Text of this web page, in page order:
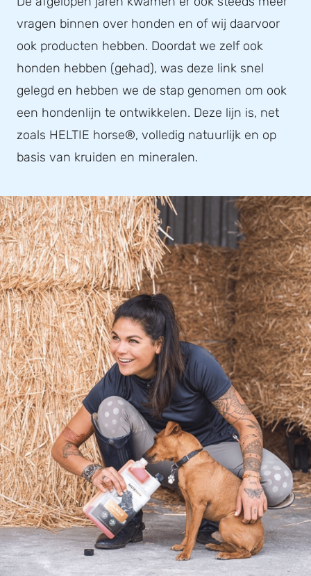
vragen binnen over honden en of wij daarvoor
ook producten hebben. Doordat we zelf ook
honden hebben (gehad), was deze link snel
gelegd en hebben we de stap genomen om ook
een hondenlijn te ontwikkelen. Deze lijn is, net
zoals HELTIE horse®, volledig natuurlijk en op
basis van kruiden en mineralen.